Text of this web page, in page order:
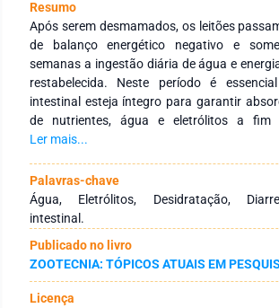
Resumo
Após serem desmamados, os leitões
de balanço energético negativo e
semanas a ingestão diária de água e
restabelecida. Neste período é
intestinal esteja íntegro para garantir
de nutrientes, água e eletrólitos a fim
crescimento e o desenvolvimento do
eletrólitos e energia via água além de
médio diário de ração, pode aumentar o
dos leitões melhorando o
consequentemente, reduzindo a
sanitários principalmente diarreia
administração de eletrólitos na água
recomendada, pois auxilia na ingestão
Ler mais...
Palavras-chave
Água, Eletrólitos, Desidratação,
intestinal.
Publicado no livro
ZOOTECNIA: TÓPICOS ATUAIS EM
Licença